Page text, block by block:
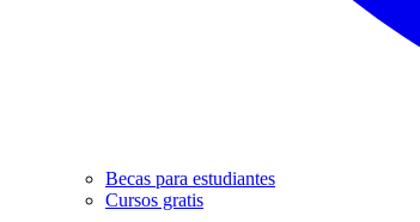
Becas para estudiantes
Cursos gratis